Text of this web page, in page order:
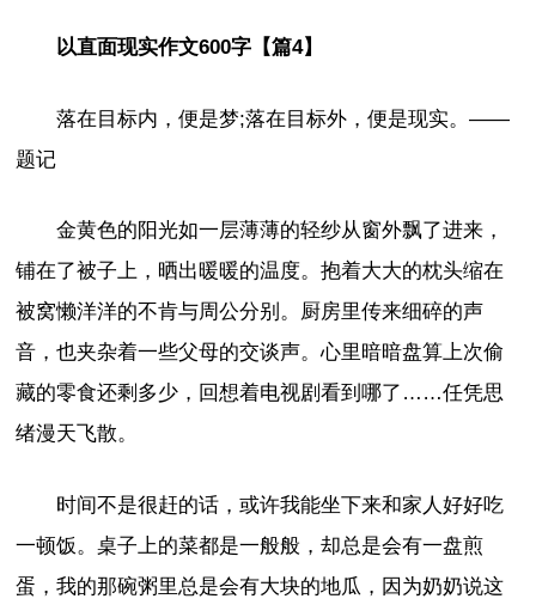
以直面现实作文600字【篇4】
落在目标内，便是梦;落在目标外，便是现实。——
题记
金黄色的阳光如一层薄薄的轻纱从窗外飘了进来，
铺在了被子上，晒出暖暖的温度。抱着大大的枕头缩在
被窝懒洋洋的不肯与周公分别。厨房里传来细碎的声
音，也夹杂着一些父母的交谈声。心里暗暗盘算上次偷
藏的零食还剩多少，回想着电视剧看到哪了……任凭思
绪漫天飞散。
时间不是很赶的话，或许我能坐下来和家人好好吃
一顿饭。桌子上的菜都是一般般，却总是会有一盘煎
蛋，我的那碗粥里总是会有大块的地瓜，因为奶奶说这